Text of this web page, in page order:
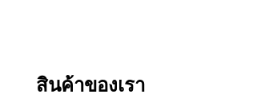
สินค้าของเรา